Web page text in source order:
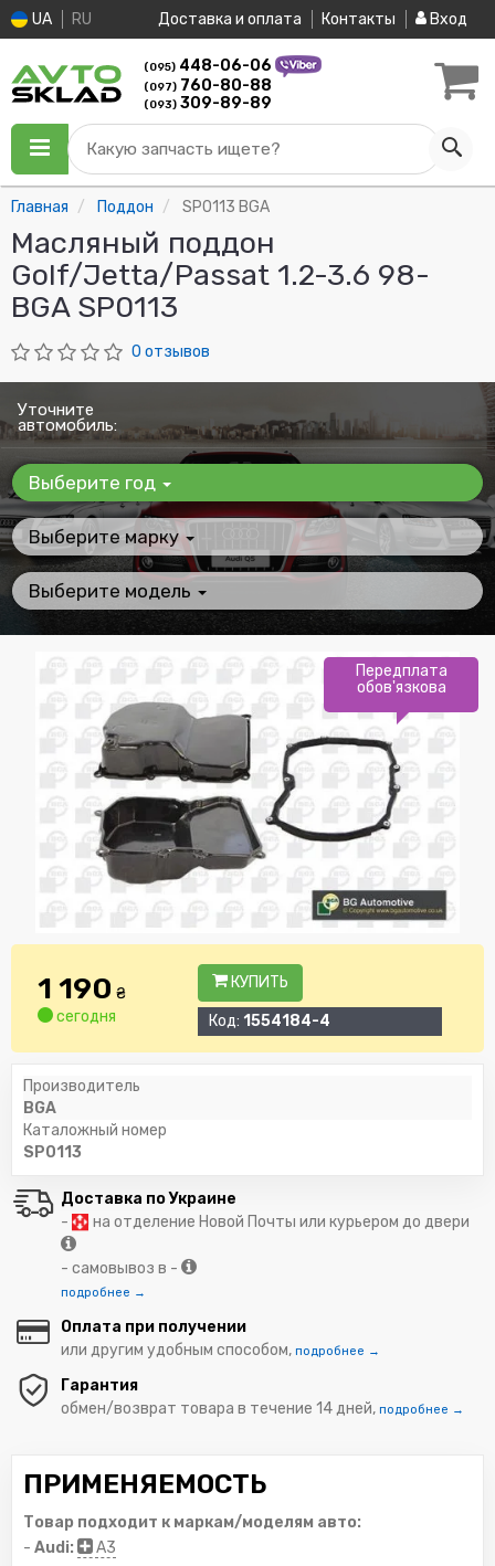
UA RU Доставка и оплата Контакты Вход
(095) 448-06-06
(097) 760-80-88
(093) 309-89-89
Какую запчасть ищете?
Главная Поддон SP0113 BGA
Масляный поддон
Golf/Jetta/Passat 1.2-3.6 98-
BGA SP0113
0 отзывов
Уточните
автомобиль:
Выберите год
Выберите марку
Выберите модель
Передплата
обов'язкова
1 190 ₴
сегодня
КУПИТЬ
Код: 1554184-4
Производитель
BGA
Каталожный номер
SP0113
Доставка по Украине
-
на отделение Новой Почты или курьером до двери
- самовывоз в -
подробнее →
Оплата при получении
или другим удобным способом, подробнее →
Гарантия
обмен/возврат товара в течение 14 дней, подробнее →
ПРИМЕНЯЕМОСТЬ
Товар подходит к маркам/моделям авто:
- Audi:
A3